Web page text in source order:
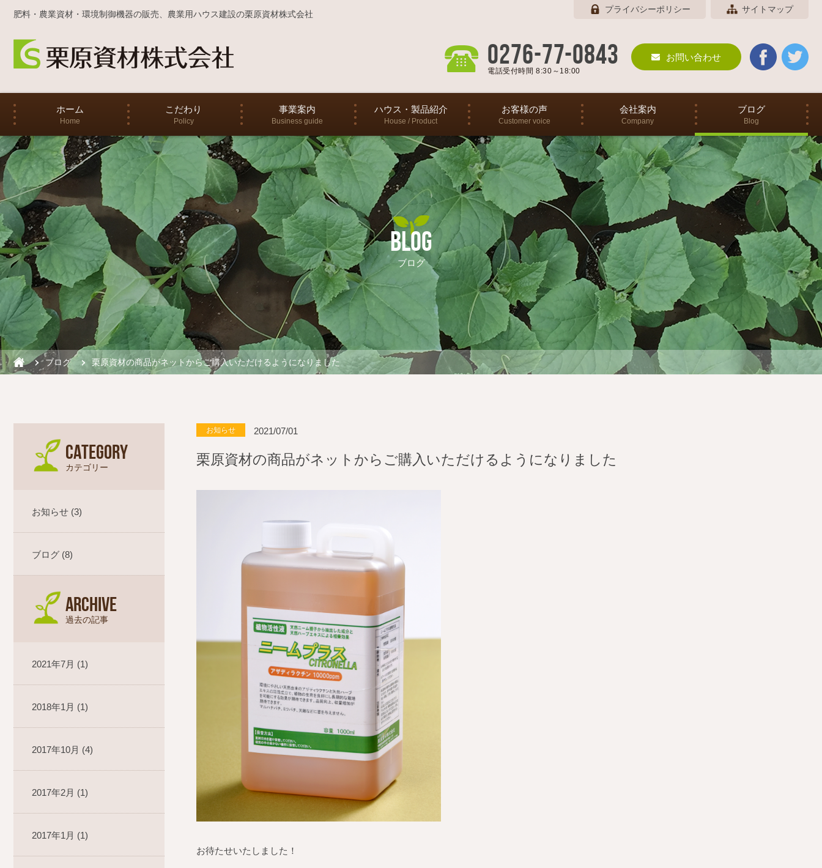
肥料・農業資材・環境制御機器の販売、農業用ハウス建設の栗原資材株式会社 プライバシーポリシー サイトマップ
0276-77-0843
電話受付時間 8:30～18:00
お問い合わせ
ホーム
Home
こだわり
Policy
事業案内
Business guide
ハウス・製品紹介
House / Product
お客様の声
Customer voice
会社案内
Company
ブログ
Blog
BLOG
ブログ
ブログ 栗原資材の商品がネットからご購入いただけるようになりました
お知らせ 2021/07/01
栗原資材の商品がネットからご購入いただけるようになりました
お待たせいたしました！
CATEGORY
カテゴリー
お知らせ (3)
ブログ (8)
ARCHIVE
過去の記事
2021年7月 (1)
2018年1月 (1)
2017年10月 (4)
2017年2月 (1)
2017年1月 (1)